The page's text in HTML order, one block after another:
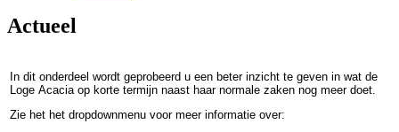
Actueel
In dit onderdeel wordt geprobeerd u een beter inzicht te geven in wat de
Loge Acacia op korte termijn naast haar normale zaken nog meer doet.
Zie het het dropdownmenu voor meer informatie over: